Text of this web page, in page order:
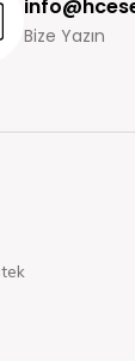
Bize Yazın